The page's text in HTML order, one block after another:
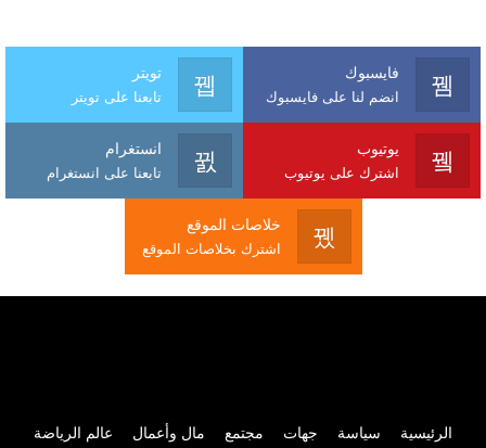
فايسبوك
انضم لنا على فايسبوك
تويتر
تابعنا على تويتر
يوتيوب
اشترك على يوتيوب
انستغرام
تابعنا على انستغرام
خلاصات الموقع
اشترك بخلاصات الموقع
الرئيسية سياسة جهات مجتمع مال وأعمال عالم الرياضة